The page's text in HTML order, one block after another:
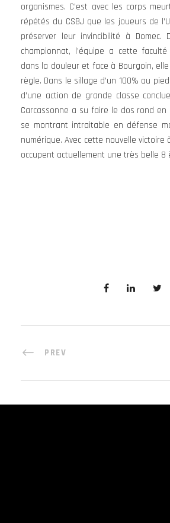
organismes. C’est avec les corps
répétés du CSBJ que les joueurs de
préserver leur invincibilité à Domec.
championnat, l’équipe a cette
dans la douleur et face à Bourgoin,
règle. Dans le sillage d’un 100% au
d’une action de grande classe
Carcassonne a su faire le dos rond en
se montrant intraitable en défense
numérique. Avec cette nouvelle victoire
occupent actuellement une très belle 8
PREV